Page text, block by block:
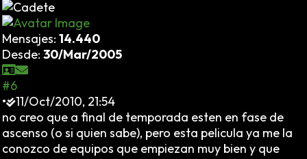
Mensajes: 14.440
Desde: 30/Mar/2005
#6
•
11/Oct/2010, 21:54
no creo que a final de temporada esten en fase de
ascenso (o si quien sabe), pero esta pelicula ya me la
conozco de equipos que empiezan muy bien y que